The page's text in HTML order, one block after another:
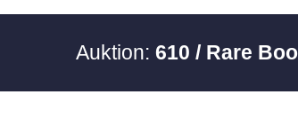
Auktion:610 / Rare